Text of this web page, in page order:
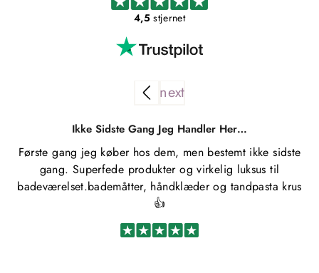
4,5stjernet
Ikke Sidste Gang Jeg Handler Her…
Første gang jeg køber hos dem, men bestemt ikke sidste
gang. Superfede produkter og virkelig luksus til
badeværelset.bademåtter, håndklæder og tandpasta krus
👍